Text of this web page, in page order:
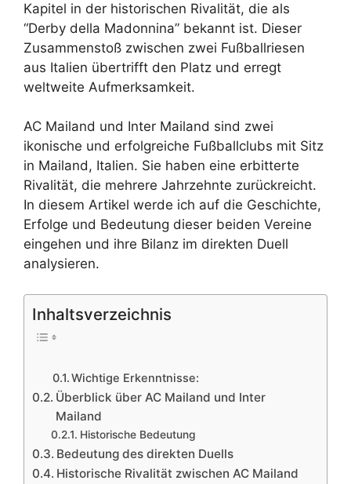
Kapitel in der historischen Rivalität, die als
“Derby della Madonnina” bekannt ist. Dieser
Zusammenstoß zwischen zwei Fußballriesen
aus Italien übertrifft den Platz und erregt
weltweite Aufmerksamkeit.
AC Mailand und Inter Mailand sind zwei
ikonische und erfolgreiche Fußballclubs mit Sitz
in Mailand, Italien. Sie haben eine erbitterte
Rivalität, die mehrere Jahrzehnte zurückreicht.
In diesem Artikel werde ich auf die Geschichte,
Erfolge und Bedeutung dieser beiden Vereine
eingehen und ihre Bilanz im direkten Duell
analysieren.
Inhaltsverzeichnis
Wichtige Erkenntnisse:
Überblick über AC Mailand und Inter
Mailand
Historische Bedeutung
Bedeutung des direkten Duells
Historische Rivalität zwischen AC Mailand